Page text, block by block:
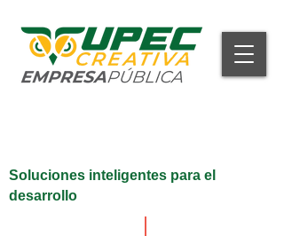
Soluciones inteligentes para el
desarrollo